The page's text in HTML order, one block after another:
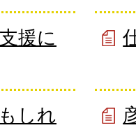
援に
しれ